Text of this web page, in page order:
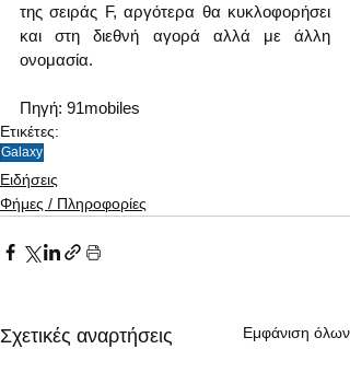
της σειράς F, αργότερα θα κυκλοφορήσει
και στη διεθνή αγορά αλλά με άλλη
ονομασία.
Πηγή: 91mobiles
Ετικέτες:
Galaxy
Ειδήσεις
Φήμες / Πληροφορίες
Σχετικές αναρτήσεις Εμφάνιση όλων